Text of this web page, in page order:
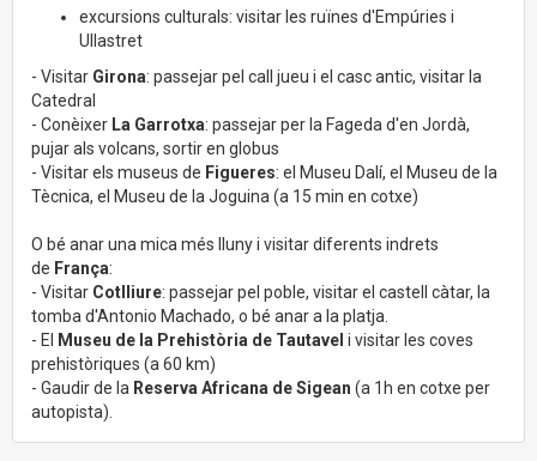
excursions culturals: visitar les ruïnes d'Empúries i
Ullastret
- Visitar Girona: passejar pel call jueu i el casc antic, visitar la
Catedral
- Conèixer La Garrotxa: passejar per la Fageda d'en Jordà,
pujar als volcans, sortir en globus
- Visitar els museus de Figueres: el Museu Dalí, el Museu de la
Tècnica, el Museu de la Joguina (a 15 min en cotxe)
O bé anar una mica més lluny i visitar diferents indrets
de França:
- Visitar Cotlliure: passejar pel poble, visitar el castell càtar, la
tomba d'Antonio Machado, o bé anar a la platja.
- El
Museu de la Prehistòria de Tautavel i visitar les coves
prehistòriques (a 60 km)
- Gaudir de la Reserva Africana de Sigean (a 1h en cotxe per
autopista).